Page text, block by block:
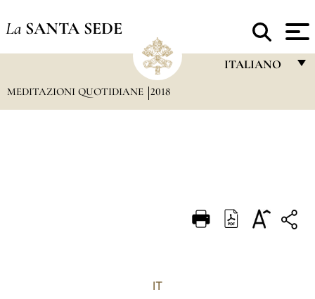
La SANTA SEDE
ITALIANO
DEUTSCH
MEDITAZIONI QUOTIDIANE 2018
IT